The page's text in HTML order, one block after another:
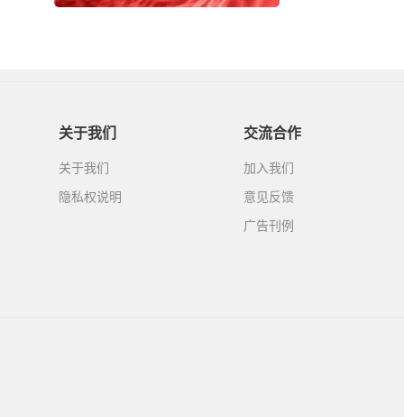
关于我们
关于我们
隐私权说明
交流合作
加入我们
意见反馈
广告刊例